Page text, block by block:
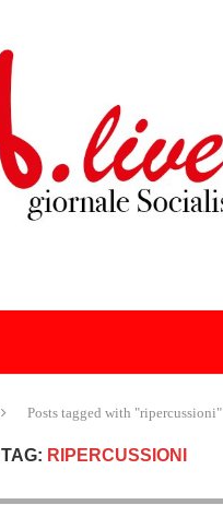
Posts tagged with "ripercussioni"
TAG: RIPERCUSSIONI